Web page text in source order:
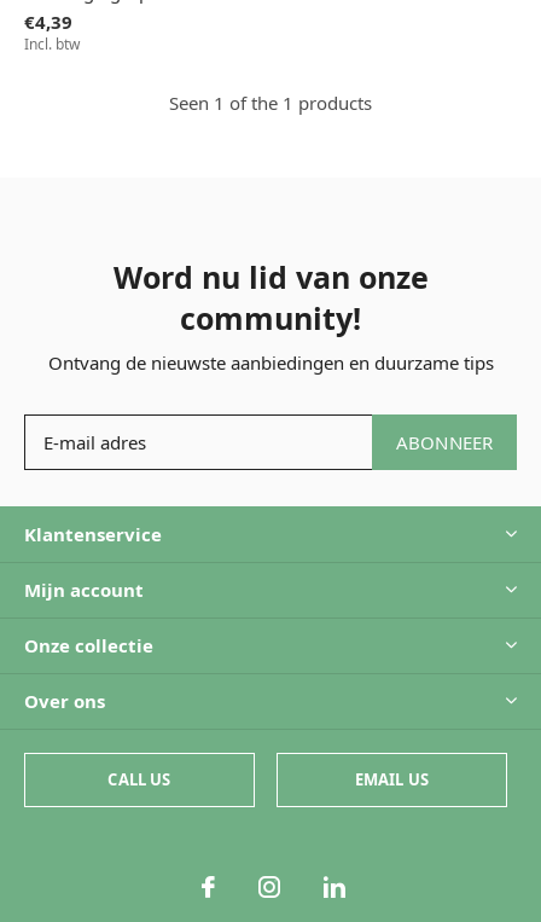
€4,39
Incl. btw
Seen 1 of the 1 products
Word nu lid van onze
community!
Ontvang de nieuwste aanbiedingen en duurzame tips
ABONNEER
Klantenservice
Mijn account
Onze collectie
Over ons
CALL US EMAIL US